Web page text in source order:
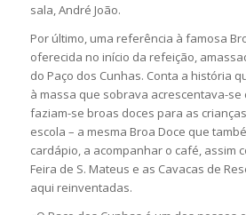
sala, André João.
Por último, uma referência à famosa
oferecida no início da refeição,
do Paço dos Cunhas. Conta a história
à massa que sobrava acrescentava-se
faziam-se broas doces para as
escola – a mesma Broa Doce que
cardápio, a acompanhar o café, assim
Feira de S. Mateus e as Cavacas de
aqui reinventadas.